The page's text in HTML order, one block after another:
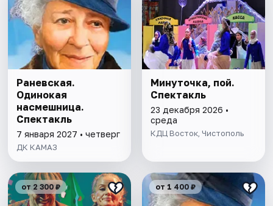
Раневская.
Одинокая
насмешница.
Спектакль
7 января 2027 • четверг
ДК КАМАЗ
Минуточка, пой.
Спектакль
23 декабря 2026 •
среда
КДЦ Восток, Чистополь
от 2 300 ₽ от 1 400 ₽